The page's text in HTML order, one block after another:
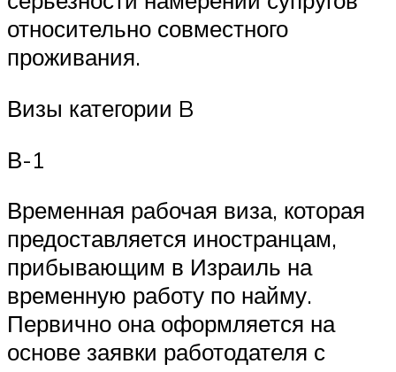
относительно совместного
проживания.
Визы категории B
В-1
Временная рабочая виза, которая
предоставляется иностранцам,
прибывающим в Израиль на
временную работу по найму.
Первично она оформляется на
основе заявки работодателя с